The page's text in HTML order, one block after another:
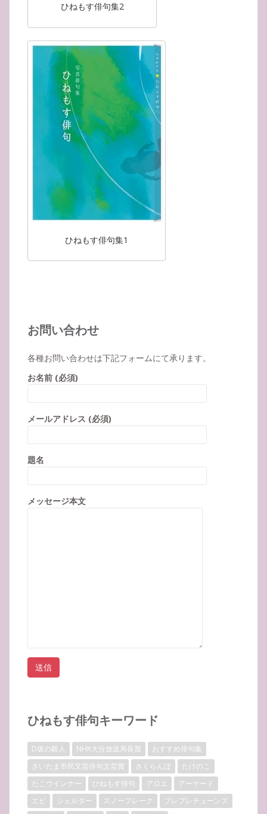
ひねもす俳句集2
ひねもす俳句集1
お問い合わせ
各種お問い合わせは下記フォームにて承ります。
お名前 (必須)
メールアドレス (必須)
題名
メッセージ本文
ひねもす俳句キーワード
D坂の殺人 NHK大分放送局長賞
おすすめ俳句集
さいたま市民文芸俳句文芸賞
さくらんぼ
たけのこ
たこウインナー
ひねもす俳句 アロエ
アーケード
エビ
シェルター スノーフレーク
プレプレチューンズ